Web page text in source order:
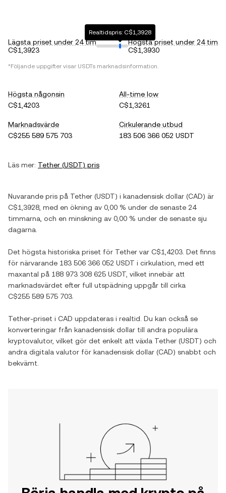
Lägsta priset under 24 tim
C$1,3923
Realtidspris: C$1,3928
Högsta priset under 24 tim
C$1,3930
*Följande uppgifter visar USDTs marknadsinformation.
Högsta någonsin
C$1,4203
All-time low
C$1,3261
Marknadsvärde
C$255 589 575 703
Cirkulerande utbud
183 506 366 052 USDT
Läs mer: Tether (USDT) pris
Nuvarande pris på Tether (USDT) i kanadensisk dollar (CAD) är
C$1,3928 , med en ökning av 0,00 % under de senaste 24
timmarna, och en minskning av 0,00 % under de senaste sju
dagarna.
Det högsta historiska priset för Tether var C$1,4203 . Det finns
för närvarande 183 506 366 052 USDT i cirkulation, med ett
maxantal på 188 973 308 625 USDT , vilket innebär att
marknadsvärdet efter full utspädning uppgår till cirka
C$255 589 575 703
Tether-priset i CAD uppdateras i realtid. Du kan också se
konverteringar från kanadensisk dollar till andra populära
kryptovalutor, vilket gör det enkelt att växla Tether (USDT) och
andra digitala valutor för kanadensisk dollar (CAD) snabbt och
bekvämt.